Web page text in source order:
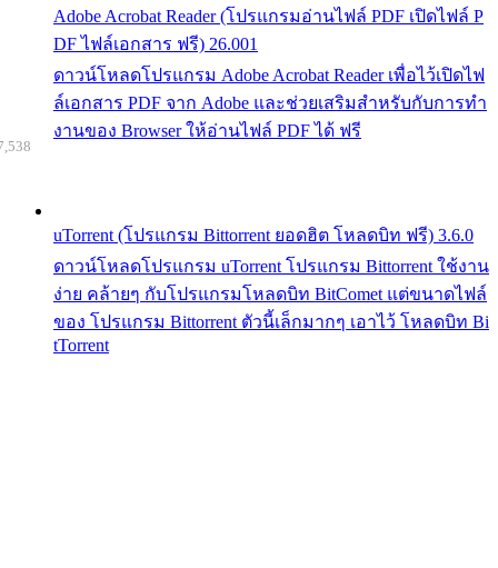
Adobe Acrobat Reader (โปรแกรมอ่านไฟล์ PDF เปิดไฟล์ P
DF ไฟล์เอกสาร ฟรี) 26.001
ดาวน์โหลดโปรแกรม Adobe Acrobat Reader เพื่อไว้เปิดไฟ
ล์เอกสาร PDF จาก Adobe และช่วยเสริมสำหรับกับการทำ
งานของ Browser ให้อ่านไฟล์ PDF ได้ ฟรี
uTorrent (โปรแกรม Bittorrent ยอดฮิต โหลดบิท ฟรี) 3.6.0
ดาวน์โหลดโปรแกรม uTorrent โปรแกรม Bittorrent ใช้งาน
ง่าย คล้ายๆ กับโปรแกรมโหลดบิท BitComet แต่ขนาดไฟล์
ของ โปรแกรม Bittorrent ตัวนี้เล็กมากๆ เอาไว้ โหลดบิท Bi
tTorrent